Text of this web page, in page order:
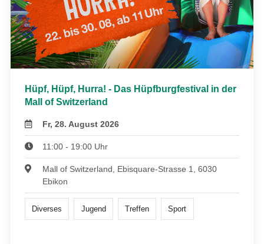
Hüpf, Hüpf, Hurra! - Das Hüpfburgfestival in der
Mall of Switzerland
Fr, 28. August 2026
11:00 - 19:00 Uhr
Mall of Switzerland, Ebisquare-Strasse 1, 6030
Ebikon
Diverses Jugend Treffen Sport